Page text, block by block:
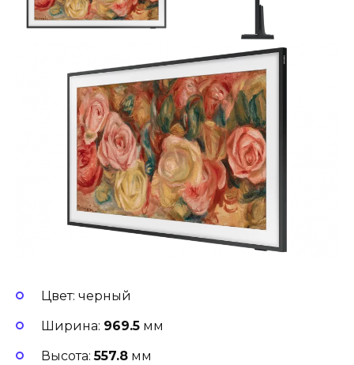
Цвет: черный
Ширина: 969.5 мм
Высота:557.8 мм